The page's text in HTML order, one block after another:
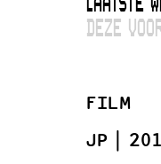
LAATSTE
DEZE
FILM
JP